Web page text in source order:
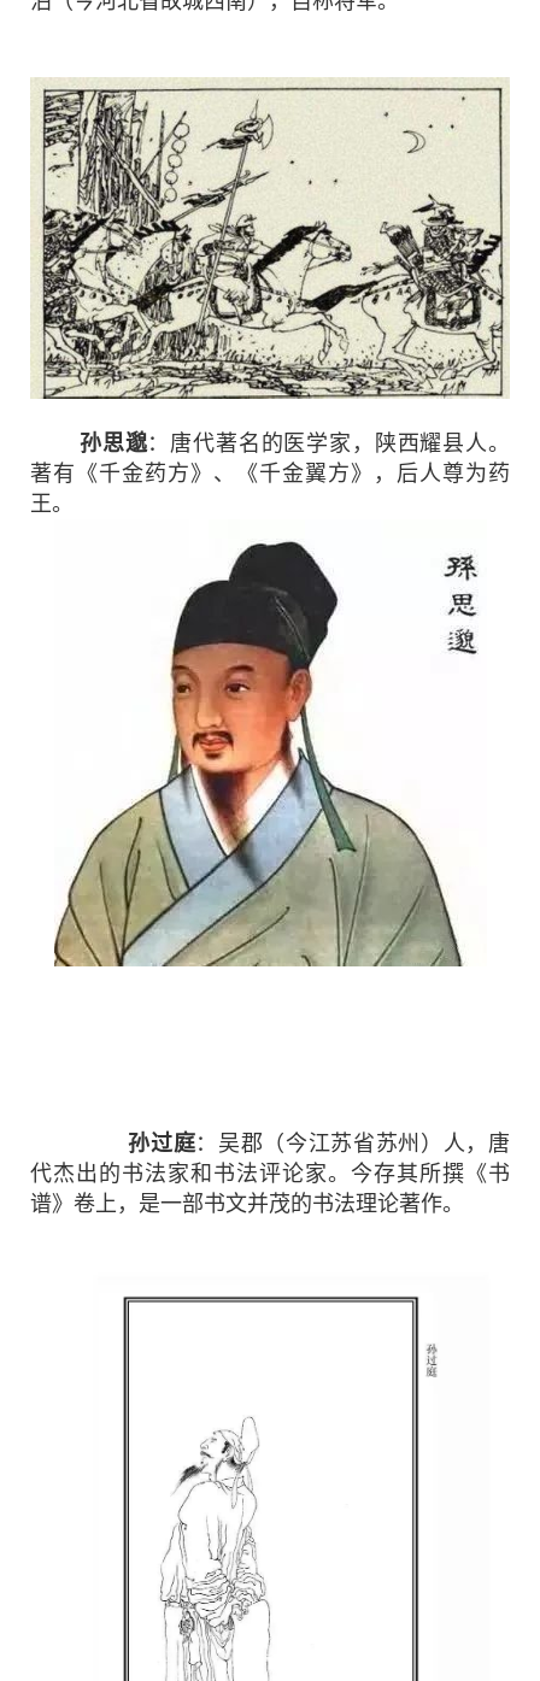
孙思邈：唐代著名的医学家，陕西耀县人。
著有《千金药方》、《千金翼方》，后人尊为药
孙过庭：吴郡（今江苏省苏州）人，唐
代杰出的书法家和书法评论家。今存其所撰《书
谱》卷上，是一部书文并茂的书法理论著作。